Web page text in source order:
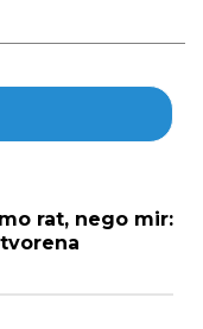
rat, nego mir: